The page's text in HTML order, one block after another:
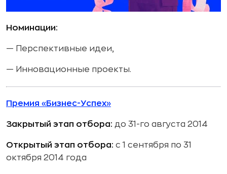
Номинации:
— Перспективные идеи,
— Инновационные проекты.
Премия «Бизнес-Успех»
Закрытый этап отбора: до 31-го августа 2014
Открытый этап отбора: с 1 сентября по 31
октября 2014 года